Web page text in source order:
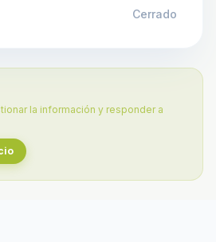
Cerrado
la información y responder a